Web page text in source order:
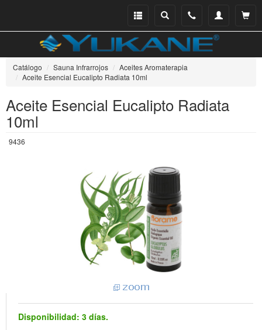
Ver
Mi
Teléfono
Buscar
Menu
Catálogo Sauna Infrarrojos
Aceites Aromaterapia
Aceite Esencial Eucalipto Radiata 10ml
Aceite Esencial Eucalipto Radiata
10ml
9436
Disponibilidad: 3 días.